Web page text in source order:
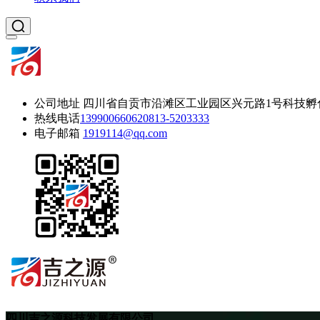
公司地址 四川省自贡市沿滩区工业园区兴元路1号科技孵
热线电话139900660620813-5203333
电子邮箱 1919114@qq.com